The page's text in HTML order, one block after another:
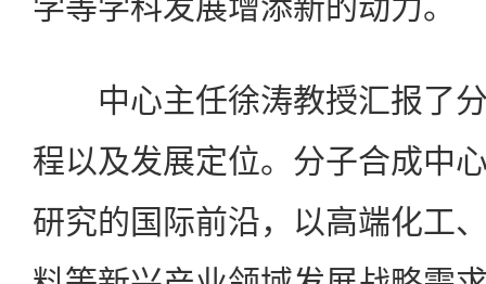
中心主任徐涛教授汇报了分
程以及发展定位。分子合成中
研究的国际前沿，以高端化工